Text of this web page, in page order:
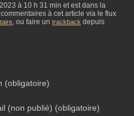
à 10 h 31 min et est dans la
commentaires à cet article via le flux
, ou faire un trackback depuis
(obligatoire)
(non publié) (obligatoire)